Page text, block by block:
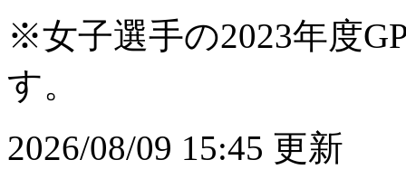
※女子選手の2023年度
す。
2026/08/09 15:45 更新